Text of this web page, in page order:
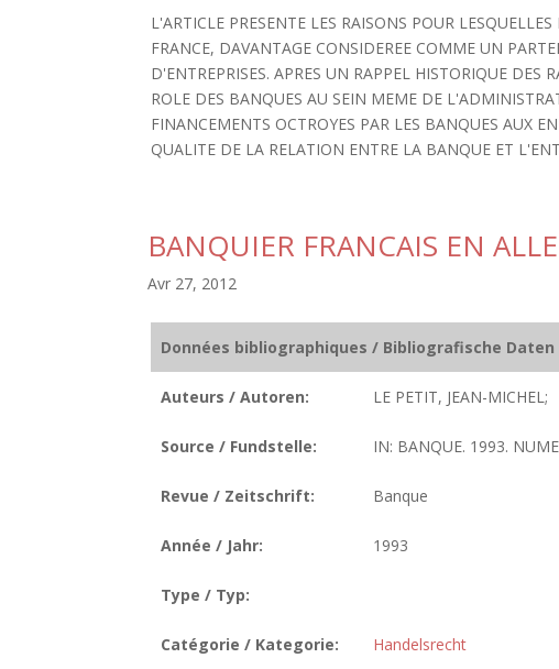
L'ARTICLE PRESENTE LES RAISONS POUR
FRANCE, DAVANTAGE CONSIDEREE COMME UN
D'ENTREPRISES. APRES UN RAPPEL HISTORIQUE DES
ROLE DES BANQUES AU SEIN MEME DE
FINANCEMENTS OCTROYES PAR LES BANQUES AUX
QUALITE DE LA RELATION ENTRE LA BANQUE ET
BANQUIER FRANCAIS EN
Avr 27, 2012
Données bibliographiques / Bibliografische Daten
Auteurs / Autoren: LE PETIT, JEAN-MICHEL;
Source / Fundstelle: IN: BANQUE. 1993.
Revue / Zeitschrift: Banque
Année / Jahr: 1993
Type / Typ:
Catégorie / Kategorie: Handelsrecht